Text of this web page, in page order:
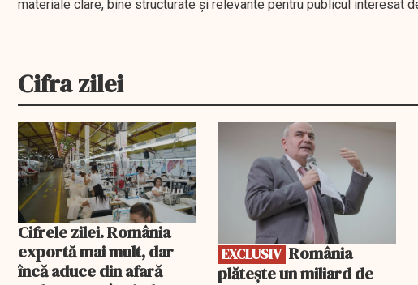
materiale clare, bine structurate și relevante pentru publicul interesat
Cifra zilei
Cifrele zilei. România
exportă mai mult, dar
încă aduce din afară
EXCLUSIV
EXCLUSIV România
plătește un miliard de